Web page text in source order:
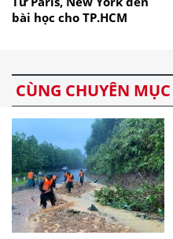
bài học cho TP.HCM
CÙNG CHUYÊN MỤC